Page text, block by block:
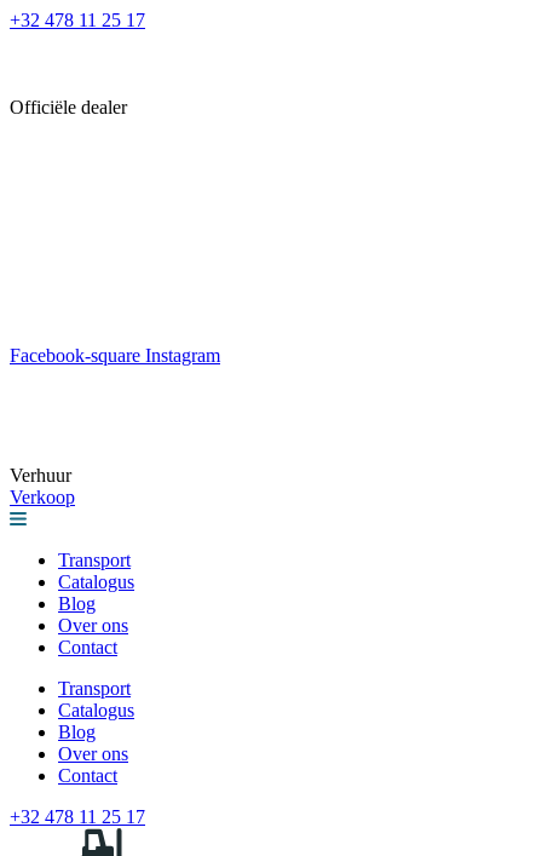
Ga
+32 478 11 25 17
Officiële dealer
Facebook-square Instagram
Verhuur
Verkoop
Transport
Catalogus
Blog
Over ons
Contact
Transport
Catalogus
Blog
Over ons
Contact
+32 478 11 25 17